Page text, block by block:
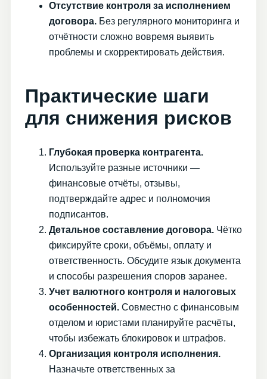
Отсутствие контроля за исполнением
договора. Без регулярного мониторинга и
отчётности сложно вовремя выявить
проблемы и скорректировать действия.
Практические шаги
для снижения рисков
Глубокая проверка контрагента.
Используйте разные источники —
финансовые отчёты, отзывы,
подтверждайте адрес и полномочия
подписантов.
Детальное составление договора. Чётко
фиксируйте сроки, объёмы, оплату и
ответственность. Обсудите язык документа
и способы разрешения споров заранее.
Учет валютного контроля и налоговых
особенностей. Совместно с финансовым
отделом и юристами планируйте расчёты,
чтобы избежать блокировок и штрафов.
Организация контроля исполнения.
Назначьте ответственных за